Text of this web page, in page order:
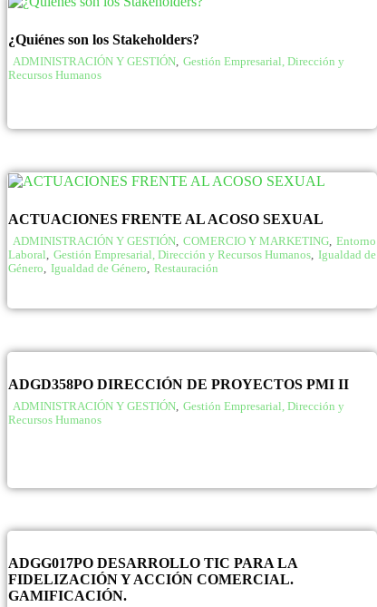
¿Quiénes son los Stakeholders?
ADMINISTRACIÓN Y GESTIÓN, Gestión Empresarial, Dirección y
Recursos Humanos
ACTUACIONES FRENTE AL ACOSO SEXUAL
ADMINISTRACIÓN Y GESTIÓN COMERCIO Y MARKETING Entorno
Laboral
Gestión Empresarial, Dirección y Recursos Humanos Igualdad de
Género
Igualdad de Género Restauración
ADGD358PO DIRECCIÓN DE PROYECTOS PMI II
ADMINISTRACIÓN Y GESTIÓN Gestión Empresarial, Dirección y
Recursos Humanos
ADGG017PO DESARROLLO TIC PARA LA
FIDELIZACIÓN Y ACCIÓN COMERCIAL.
GAMIFICACIÓN.